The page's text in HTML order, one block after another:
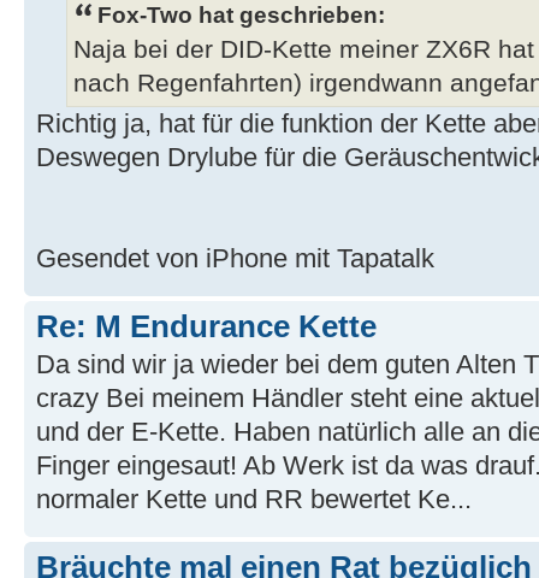
Fox-Two hat geschrieben:
Naja bei der DID-Kette meiner ZX6R
nach Regenfahrten) irgendwann
Richtig ja, hat für die funktion der Kette
Deswegen Drylube für die
Gesendet von iPhone mit Tapatalk
Re: M Endurance Kette
Da sind wir ja wieder bei dem guten Alten
crazy Bei meinem Händler steht eine
und der E-Kette. Haben natürlich alle an
Finger eingesaut! Ab Werk ist da was
normaler Kette und RR bewertet Ke...
Bräuchte mal einen Rat bezüglich